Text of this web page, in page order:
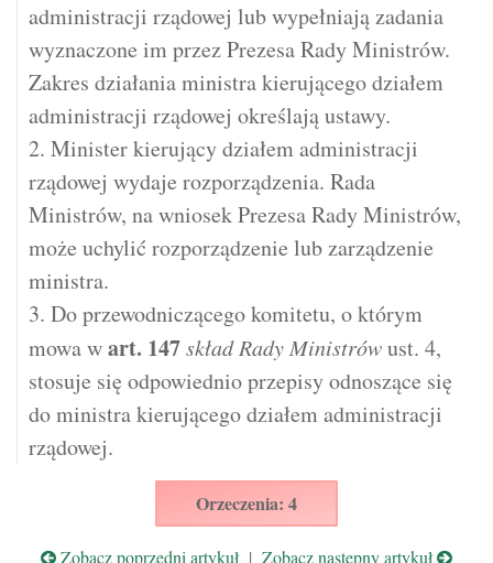
administracji rządowej lub wypełniają zadania
wyznaczone im przez Prezesa Rady Ministrów.
Zakres działania ministra kierującego działem
administracji rządowej określają ustawy.
2. Minister kierujący działem administracji
rządowej wydaje rozporządzenia. Rada
Ministrów, na wniosek Prezesa Rady Ministrów,
może uchylić rozporządzenie lub zarządzenie
ministra.
3. Do przewodniczącego komitetu, o którym
mowa wart. 147skład Rady Ministrówust. 4,
stosuje się odpowiednio przepisy odnoszące się
do ministra kierującego działem administracji
rządowej.
Orzeczenia: 4
Zobacz poprzedni artykuł | Zobacz następny artykuł